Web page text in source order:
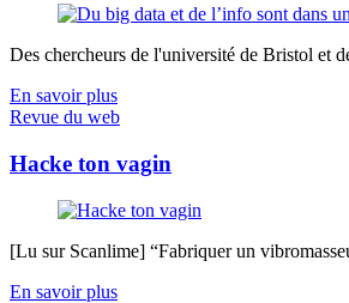
Des chercheurs de l'université de Bristol et
En savoir plus
Revue du web
Hacke ton vagin
[Lu sur Scanlime] “Fabriquer un
En savoir plus